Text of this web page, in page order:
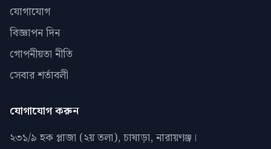
যোগাযোগ
বিজ্ঞাপন দিন
গোপনীয়তা নীতি
সেবার শর্তাবলী
যোগাযোগ করুন
২৩১/৯ হক প্লাজা (২য় তলা), চাষাড়া, নারায়ণঞ্জ।